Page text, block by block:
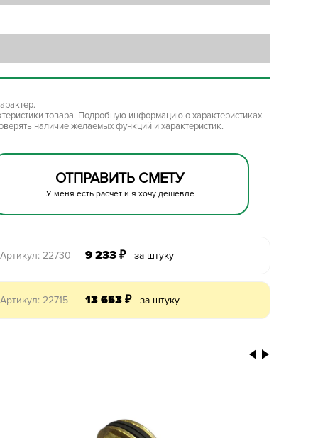
товара. Подробную информацию о характеристиках
наличие желаемых функций и характеристик.
ОТПРАВИТЬ СМЕТУ
У меня есть расчет и я хочу дешевле
Артикул: 22730 9 233 ₽ за штуку
Артикул: 22715 13 653 ₽ за штуку